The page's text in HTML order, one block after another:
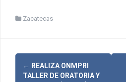
Zacatecas
N← REALIZA ONMPRI
TALLER DE ORATORIA Y